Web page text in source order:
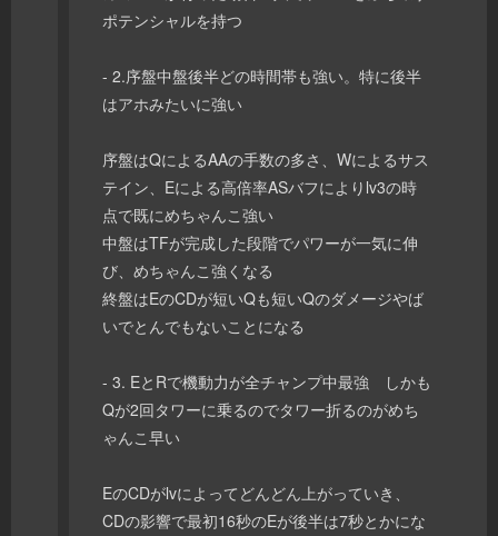
ポテンシャルを持つ
- 2.序盤中盤後半どの時間帯も強い。特に後半
はアホみたいに強い
序盤はQによるAAの手数の多さ、Wによるサス
テイン、Eによる高倍率ASバフによりlv3の時
点で既にめちゃんこ強い
中盤はTFが完成した段階でパワーが一気に伸
び、めちゃんこ強くなる
終盤はEのCDが短いQも短いQのダメージやば
いでとんでもないことになる
- 3. EとRで機動力が全チャンプ中最強 しかも
Qが2回タワーに乗るのでタワー折るのがめち
ゃんこ早い
EのCDがlvによってどんどん上がっていき、
CDの影響で最初16秒のEが後半は7秒とかにな